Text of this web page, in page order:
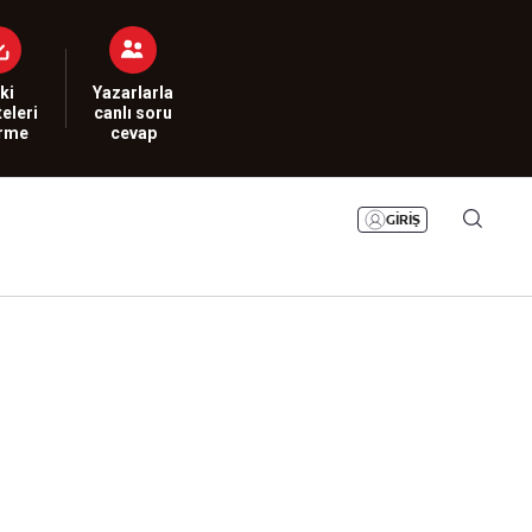
Yazarlarla
canlı soru
cevap
GİRİŞ
Namaz Vakitleri
Sesli Yayınlar